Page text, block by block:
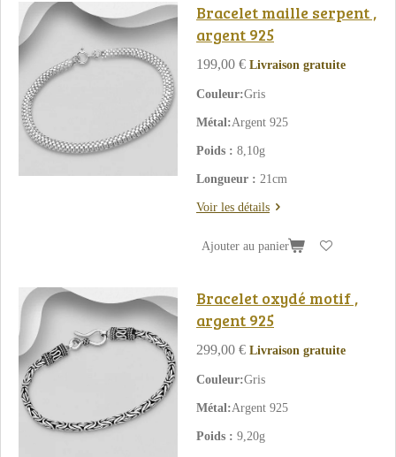
Bracelet maille serpent ,
argent 925
199,00 € Livraison gratuite
Couleur:Gris
Métal:Argent 925
Poids : 8,10g
Longueur : 21cm
Voir les détails
Ajouter au panier
Bracelet oxydé motif ,
argent 925
299,00 € Livraison gratuite
Couleur:Gris
Métal:Argent 925
Poids : 9,20g